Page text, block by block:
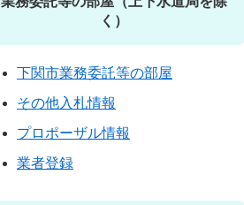
く）
下関市業務委託等の部屋
その他入札情報
プロポーザル情報
業者登録